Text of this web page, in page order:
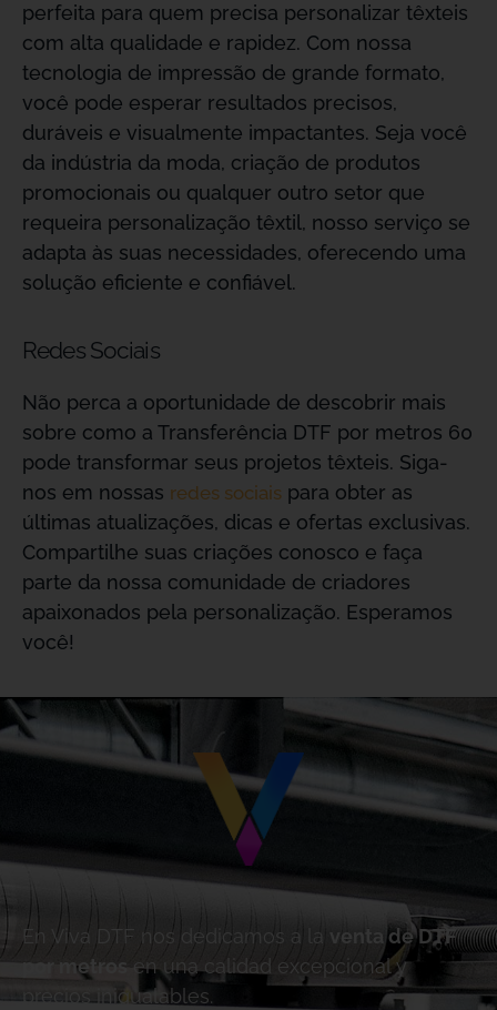
perfeita para quem precisa personalizar têxteis
com alta qualidade e rapidez. Com nossa
tecnologia de impressão de grande formato,
você pode esperar resultados precisos,
duráveis e visualmente impactantes. Seja você
da indústria da moda, criação de produtos
promocionais ou qualquer outro setor que
requeira personalização têxtil, nosso serviço se
adapta às suas necessidades, oferecendo uma
solução eficiente e confiável.
Redes Sociais
Não perca a oportunidade de descobrir mais
sobre como a Transferência DTF por metros 60
pode transformar seus projetos têxteis. Siga-
nos em nossas redes sociais para obter as
últimas atualizações, dicas e ofertas exclusivas.
Compartilhe suas criações conosco e faça
parte da nossa comunidade de criadores
apaixonados pela personalização. Esperamos
você!
En Viva DTF nos dedicamos a la
venta de DTF
por metros
en una calidad excepcional y
precios inigualables.